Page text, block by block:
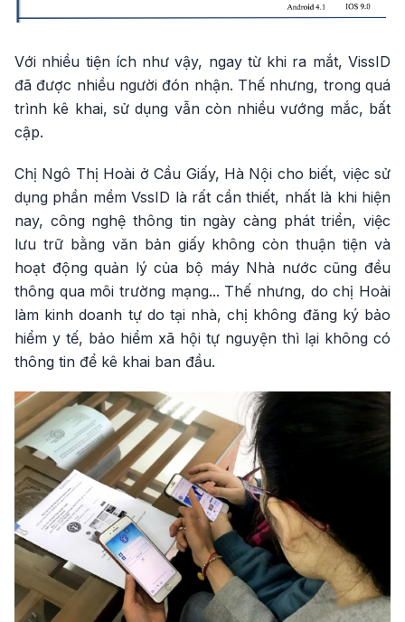
Với nhiều tiện ích như vậy, ngay từ khi ra mắt, VissID
đã được nhiều người đón nhận. Thế nhưng, trong quá
trình kê khai, sử dụng vẫn còn nhiều vướng mắc, bất
cập.
Chị Ngô Thị Hoài ở Cầu Giấy, Hà Nội cho biết, việc sử
dụng phần mềm VssID là rất cần thiết, nhất là khi hiện
nay, công nghệ thông tin ngày càng phát triển, việc
lưu trữ bằng văn bản giấy không còn thuận tiện và
hoạt động quản lý của bộ máy Nhà nước cũng đều
thông qua môi trường mạng... Thế nhưng, do chị Hoài
làm kinh doanh tự do tại nhà, chị không đăng ký bảo
hiểm y tế, bảo hiểm xã hội tự nguyện thì lại không có
thông tin để kê khai ban đầu.